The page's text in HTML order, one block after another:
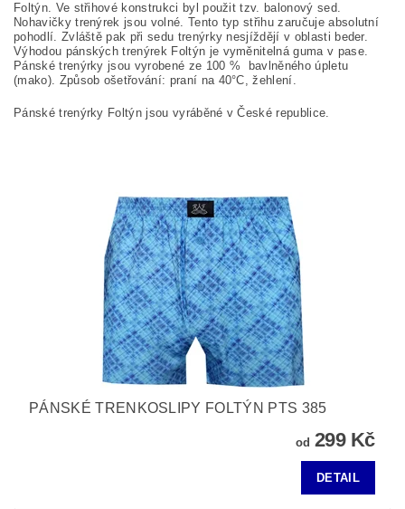
Foltýn. Ve střihové konstrukci byl použit tzv. balonový sed.
Nohavičky trenýrek jsou volné. Tento typ střihu zaručuje absolutní
pohodlí. Zvláště pak při sedu trenýrky nesjíždějí v oblasti beder.
Výhodou pánských trenýrek Foltýn je vyměnitelná guma v pase.
Pánské trenýrky jsou vyrobené ze 100 %
bavlněného úpletu
(mako). Způsob ošetřování: praní na 40°C, žehlení.
Pánské trenýrky Foltýn jsou vyráběné v České republice.
PÁNSKÉ TRENKOSLIPY FOLTÝN PTS 385
od 299 Kč
DETAIL